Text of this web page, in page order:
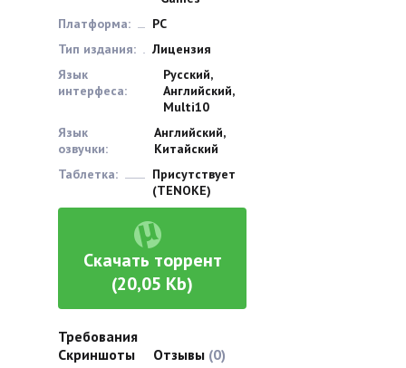
Платформа:
PC
Тип издания:
Лицензия
Язык
интерфеса:
Русский,
Английский,
Multi10
Язык
озвучки:
Английский,
Китайский
Таблетка:
Присутствует
(TENOKE)
Скачать торрент
(20,05 Kb)
Требования
Скриншоты
Отзывы (0)